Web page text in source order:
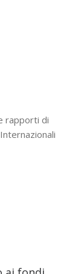
rapporti di